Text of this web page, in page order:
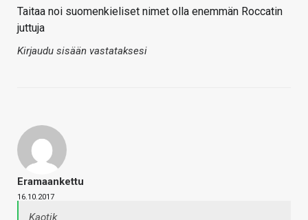
Taitaa noi suomenkieliset nimet olla enemmän Roccatin
juttuja
Kirjaudu sisään vastataksesi
Eramaankettu
16.10.2017
Kaotik